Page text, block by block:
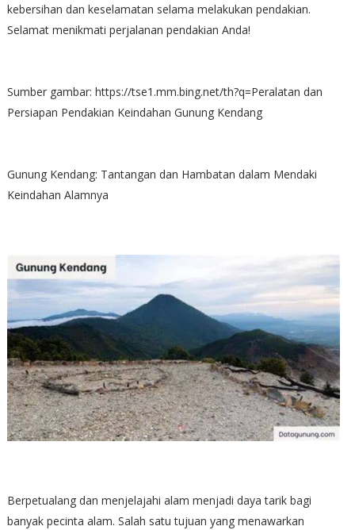
kebersihan dan keselamatan selama melakukan pendakian.
Selamat menikmati perjalanan pendakian Anda!
Sumber gambar: https://tse1.mm.bing.net/th?q=Peralatan dan
Persiapan Pendakian Keindahan Gunung Kendang
Gunung Kendang: Tantangan dan Hambatan dalam Mendaki
Keindahan Alamnya
Berpetualang dan menjelajahi alam menjadi daya tarik bagi
banyak pecinta alam. Salah satu tujuan yang menawarkan